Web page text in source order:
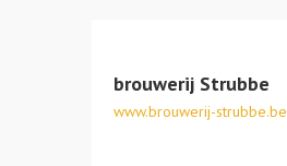
brouwerij Strubbe
www.brouwerij-strubbe.be